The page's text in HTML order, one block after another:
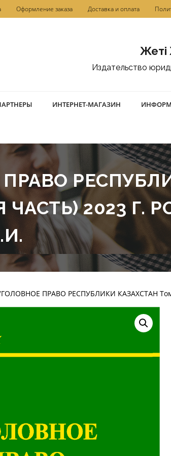
Оформление заказа Доставка и оплата
Жетi
Издательство
ИНТЕРНЕТ-МАГАЗИН
2023 Г.
ПРАВО РЕСПУБЛИКИ КАЗАХСТАН Том